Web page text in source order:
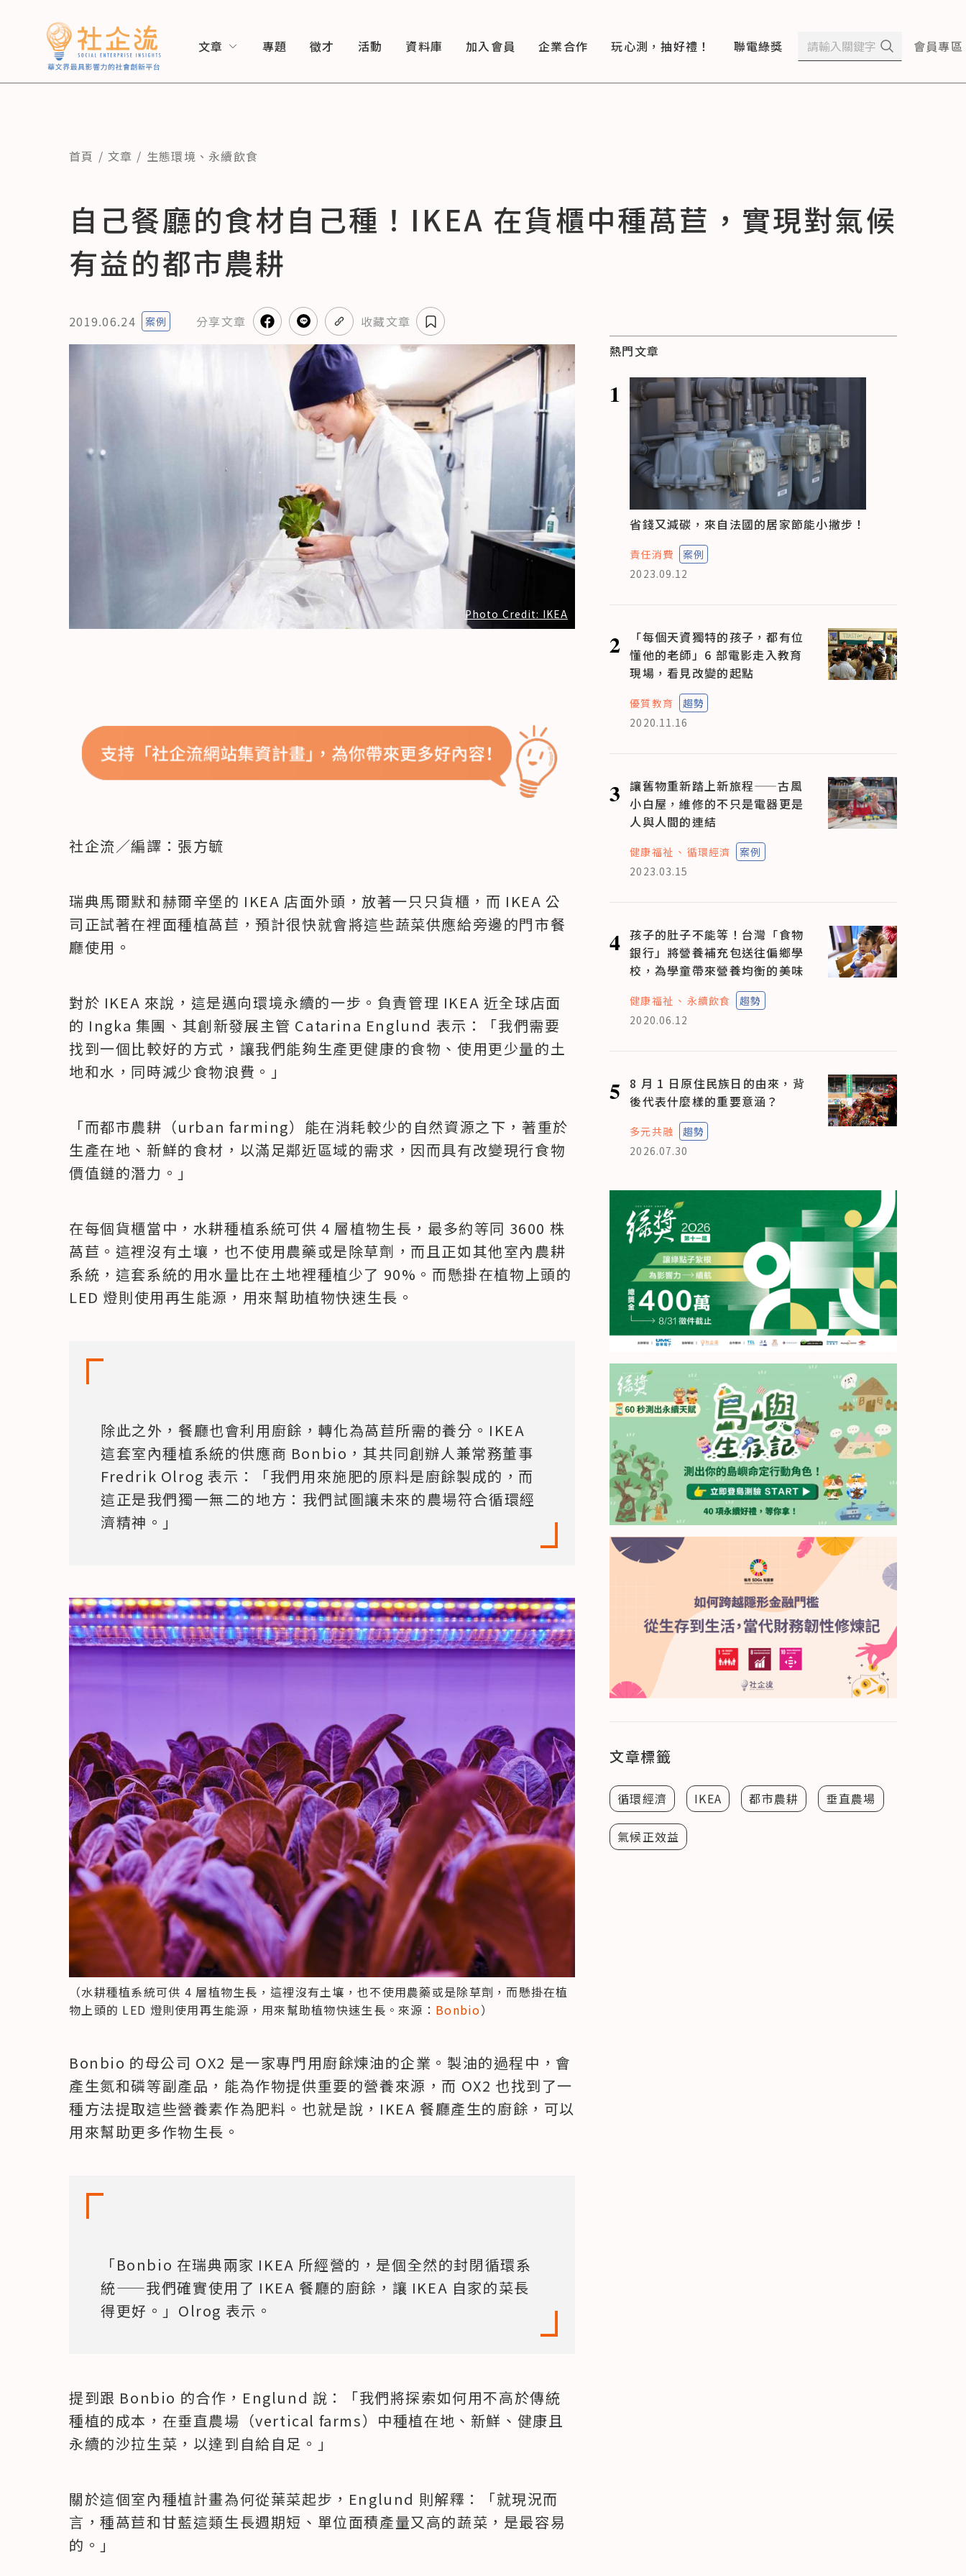
文章 專題 徵才 活動 資料庫 加入會員 企業合作 玩心測，抽好禮！ 聯電綠獎 會員專區
首頁 文章 生態環境 、 永續飲食
自己餐廳的食材自己種！IKEA 在貨櫃中種萵苣，實現對氣候
有益的都市農耕
2019.06.24 案例 分享文章 收藏文章
Photo Credit: IKEA
社企流／編譯：張方毓
瑞典馬爾默和赫爾辛堡的 IKEA 店面外頭，放著一只只貨櫃，而 IKEA 公
司正試著在裡面種植萵苣，預計很快就會將這些蔬菜供應給旁邊的門市餐
廳使用。
對於 IKEA 來說，這是邁向環境永續的一步。負責管理 IKEA 近全球店面
的 Ingka 集團、其創新發展主管 Catarina Englund 表示：「我們需要
找到一個比較好的方式，讓我們能夠生產更健康的食物、使用更少量的土
地和水，同時減少食物浪費。」
「而都市農耕（urban farming）能在消耗較少的自然資源之下，著重於
生產在地、新鮮的食材，以滿足鄰近區域的需求，因而具有改變現行食物
價值鏈的潛力。」
在每個貨櫃當中，水耕種植系統可供 4 層植物生長，最多約等同 3600 株
萵苣。這裡沒有土壤，也不使用農藥或是除草劑，而且正如其他室內農耕
系統，這套系統的用水量比在土地裡種植少了 90%。而懸掛在植物上頭的
LED 燈則使用再生能源，用來幫助植物快速生長。
除此之外，餐廳也會利用廚餘，轉化為萵苣所需的養分。IKEA
這套室內種植系統的供應商 Bonbio，其共同創辦人兼常務董事
Fredrik Olrog 表示：「我們用來施肥的原料是廚餘製成的，而
這正是我們獨一無二的地方：我們試圖讓未來的農場符合循環經
濟精神。」
（水耕種植系統可供 4 層植物生長，這裡沒有土壤，也不使用農藥或是除草劑，而懸掛在植
物上頭的 LED 燈則使用再生能源，用來幫助植物快速生長。來源： Bonbio）
Bonbio 的母公司 OX2 是一家專門用廚餘煉油的企業。製油的過程中，會
產生氮和磷等副產品，能為作物提供重要的營養來源，而 OX2 也找到了一
種方法提取這些營養素作為肥料。也就是說，IKEA 餐廳產生的廚餘，可以
用來幫助更多作物生長。
「Bonbio 在瑞典兩家 IKEA 所經營的，是個全然的封閉循環系
統——我們確實使用了 IKEA 餐廳的廚餘，讓 IKEA 自家的菜長
得更好。」Olrog 表示。
提到跟 Bonbio 的合作，Englund 說：「我們將探索如何用不高於傳統
種植的成本，在垂直農場（vertical farms）中種植在地、新鮮、健康且
永續的沙拉生菜，以達到自給自足。」
關於這個室內種植計畫為何從葉菜起步，Englund 則解釋：「就現況而
言，種萵苣和甘藍這類生長週期短、單位面積產量又高的蔬菜，是最容易
的。」
熱門文章
1
省錢又減碳，來自法國的居家節能小撇步！
責任消費
案例
2023.09.12
2
「每個天資獨特的孩子，都有位
懂他的老師」6 部電影走入教育
現場，看見改變的起點
優質教育
趨勢
2020.11.16
3
讓舊物重新踏上新旅程——古風
小白屋，維修的不只是電器更是
人與人間的連結
健康福祉 循環經濟
案例
2023.03.15
4 孩子的肚子不能等！台灣「食物
銀行」將營養補充包送往偏鄉學
校，為學童帶來營養均衡的美味
健康福祉 永續飲食
趨勢
2020.06.12
5
8 月 1 日原住民族日的由來，背
後代表什麼樣的重要意涵？
多元共融
趨勢
2026.07.30
文章標籤
循環經濟 IKEA 都市農耕 垂直農場
氣候正效益